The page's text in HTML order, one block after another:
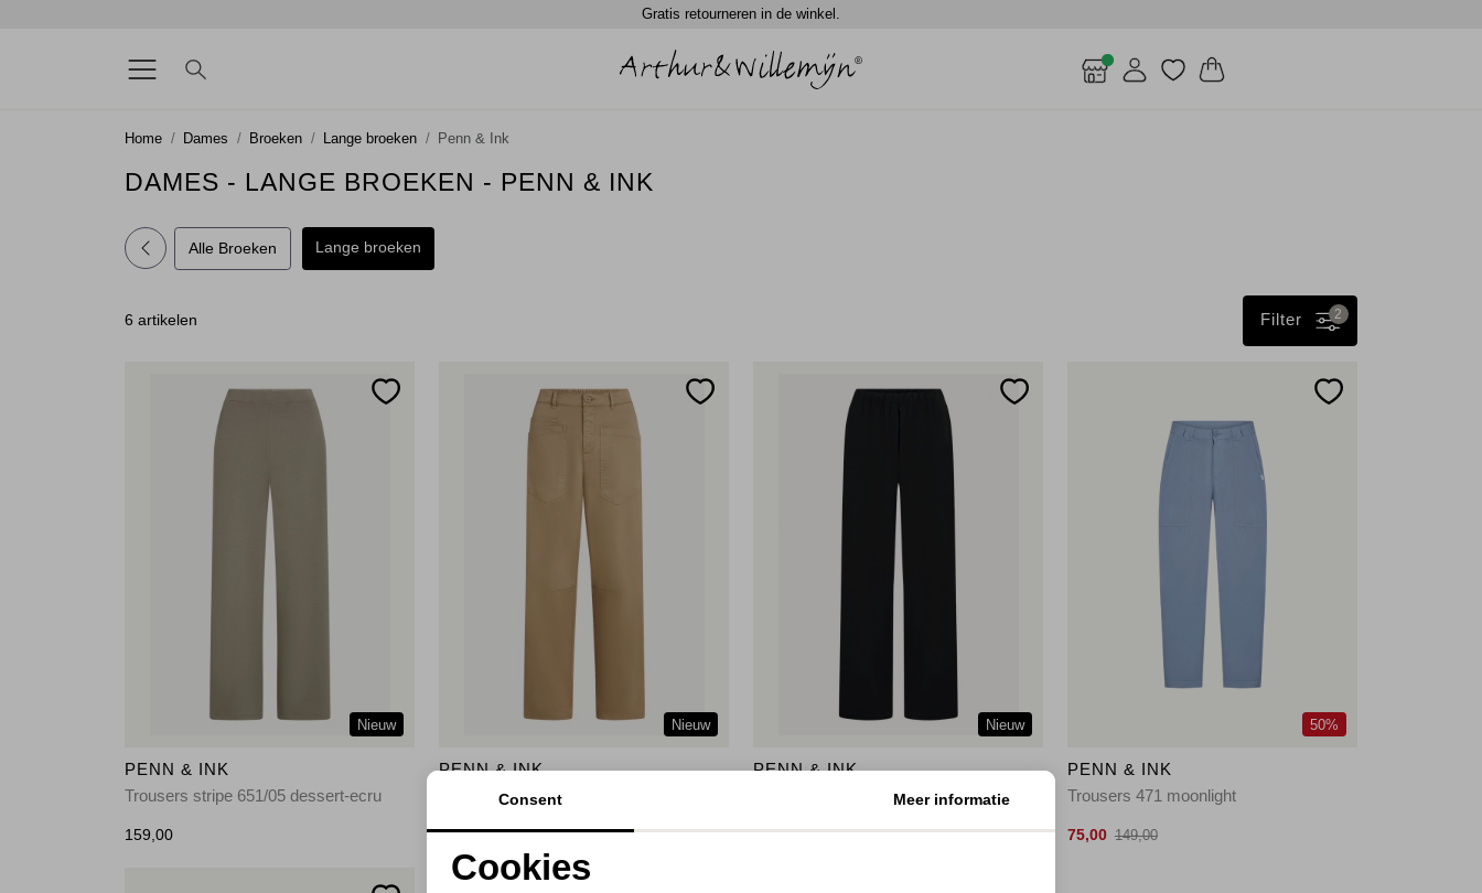
Gratis retourneren in de winkel.
Home Dames Broeken Lange broeken Penn & Ink
DAMES - LANGE BROEKEN - PENN & INK
Alle Broeken Lange broeken
6 artikelen 2
Filter
Nieuw
PENN & INK
Trousers stripe 651/05 dessert-ecru
159,00
Nieuw
PENN & INK
Trousers 651 dessert
159,00
Nieuw
PENN & INK
Trousers stripe 82/05 antra-ecru
149,00
50%
PENN & INK
Trousers 471 moonlight
75,00 149,00
Consent Meer informatie
Cookies